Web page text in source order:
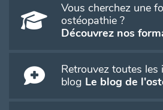
Vous cherchez une
ostéopathie ?
Découvrez nos
Retrouvez toutes
blog Le blog de